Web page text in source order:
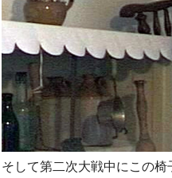
そして第二次大戦中にこの